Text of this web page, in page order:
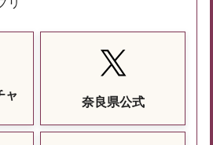
リ
ャ
奈良県公式